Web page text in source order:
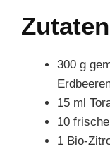
300 g
15 ml
10
1 Bio-